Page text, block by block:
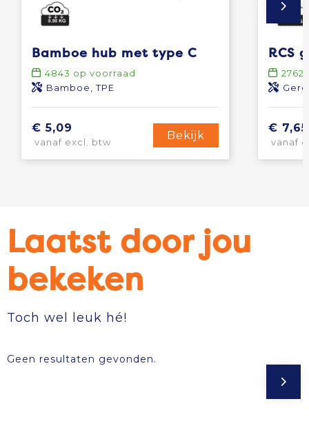
Bamboe hub met type C
4843 op voorraad
Bamboe, TPE
€ 5,09
vanaf excl. btw
Bekijk
2762
€ 7,65
vanaf
Laatst door jou
bekeken
Toch wel leuk hé!
Geen resultaten gevonden.